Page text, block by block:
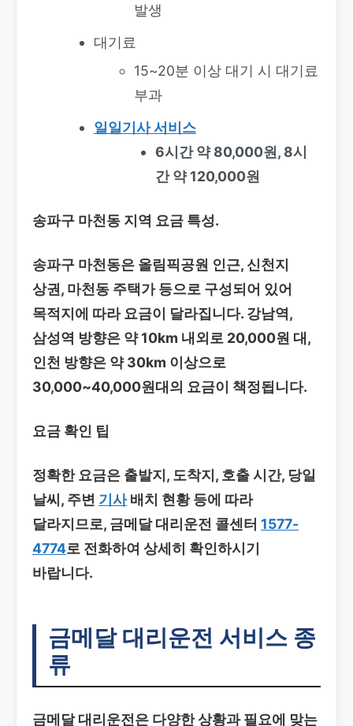
발생
대기료
15~20분 이상 대기 시 대기료
부과
일일기사 서비스
6시간 약 80,000원, 8시
간 약 120,000원
송파구 마천동 지역 요금 특성.
송파구 마천동은 올림픽공원 인근, 신천지
상권, 마천동 주택가 등으로 구성되어 있어
목적지에 따라 요금이 달라집니다. 강남역,
삼성역 방향은 약 10km 내외로 20,000원 대,
인천 방향은 약 30km 이상으로
30,000~40,000원대의 요금이 책정됩니다.
요금 확인 팁
정확한 요금은 출발지, 도착지, 호출 시간, 당일
날씨, 주변 기사배치 현황 등에 따라
달라지므로, 금메달 대리운전 콜센터 1577-
4774로 전화하여 상세히 확인하시기
바랍니다.
금메달 대리운전 서비스 종
류
금메달 대리운전은 다양한 상황과 필요에 맞는